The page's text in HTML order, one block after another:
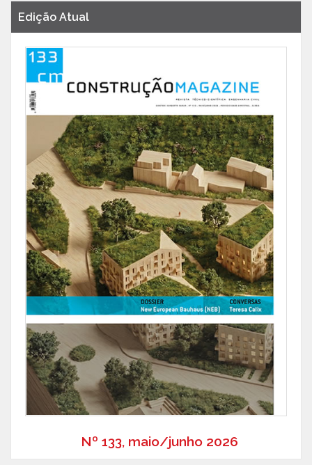
Edição Atual
Nº 133, maio/junho 2026